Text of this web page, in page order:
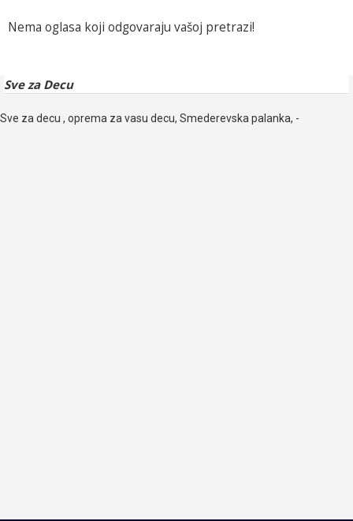
Nema oglasa koji odgovaraju vašoj pretrazi!
Sve za Decu
Sve za decu , oprema za vasu decu, Smederevska palanka, -